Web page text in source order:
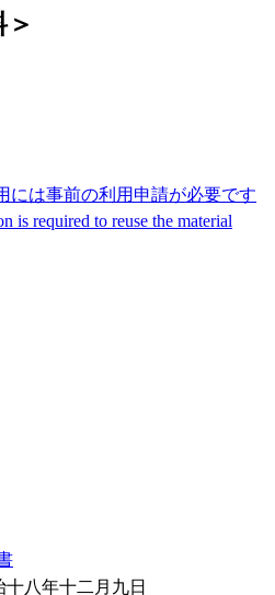
には事前の利用申請が必要です
is required to reuse the material
八年十二月九日